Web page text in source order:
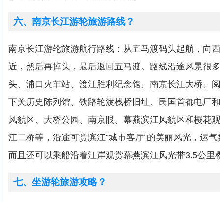
六、南京长江游轮旅游路线？
南京长江游轮旅游航行路线：从五马渡码头起航，向
近，然后再掉头，最后返回五马渡。路线沿途风景很
头、浦口火车站、渡江胜利纪念馆、南京长江大桥、
下关历史陈列馆、铁路轮渡栈桥旧址、民国首都电厂
风貌区、大桥公园、南京眼、幕燕滨江风貌区和樱花
江二桥等，沿途可赏滨江“城市客厅”的美丽风光，运
而且还可以乘船沿着江岸观赏幕燕滨江风光带3.5公里
七、坐游轮旅游攻略？